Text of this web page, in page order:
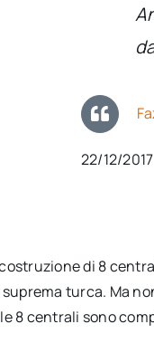
22/12/2017
di 8
turca. Ma
8 centrali sono